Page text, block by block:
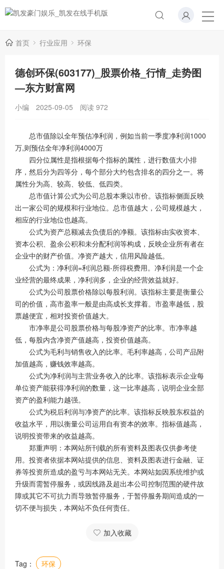
首页 行业应用 环保
德创环保(603177)_股票价格_行情_走势图
—东方财富网
小编 2025-09-05 阅读 972
总市值除以全年预估净利润，例如当前一季度净利润1000
万,则预估全年净利润4000万
四分位属性是指根据每个指标的属性，进行数值大小排
序，然后分为四等分，每个部分大约包含排名的四分之一。将
属性分为高、较高、较低、低四类。
总市值计算公式为公司总股本乘以市价。该指标侧面反映
出一家公司的规模和行业地位。总市值越大，公司规模越大，
相应的行业地位也越高。
公式为资产总额减去负债后的净额。该指标由实收资本、
资本公积、盈余公积和未分配利润等构成，反映企业所有者在
企业中的财产价值。净资产越大，信用风险越低。
公式为：净利润=利润总额-所得税费用。净利润是一个企
业经营的最终成果，净利润多，企业的经营效益就好。
公式为公司股票价格除以每股利润。该指标主要是衡量公
司的价值，高市盈率一般是由高成长支撑着。市盈率越低，股
票越便宜，相对投资价值越大。
市净率是公司股票价格与每股净资产的比率。市净率越
低，每股内含净资产值越高，投资价值越高。
公式为毛利与销售收入的比率。毛利率越高，公司产品附
加值越高，赚钱效率越高。
公式为净利润与主营业务收入的比率。该指标表示企业每
单位资产能获得净利润的数量，这一比率越高，说明企业全部
资产的盈利能力越强。
公式为税后利润与净资产的比率。该指标反映股东权益的
收益水平，用以衡量公司运用自有资本的效率。指标值越高，
说明投资带来的收益越高。
郑重声明：本网站所刊载的所有资料及图表仅供参考使
用。投资者依据本网站提供的信息、资料及图表进行金融、证
券等投资所造成的盈亏与本网站无关。本网站如因系统维护或
升级而需暂停服务，或因线路及超出本公司控制范围的硬件故
障或其它不可抗力而导致暂停服务，于暂停服务期间造成的一
切不便与损失，本网站不负任何责任。
加入收藏
Tag： 环保